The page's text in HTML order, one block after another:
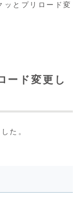
ッとプリロード変
ード変更し
た。